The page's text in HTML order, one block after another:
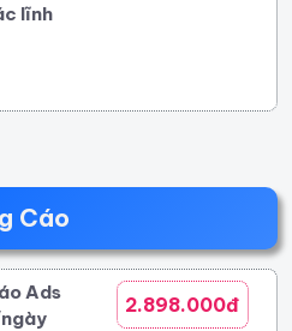
lĩnh
Cáo
Ads
2.898.000đ